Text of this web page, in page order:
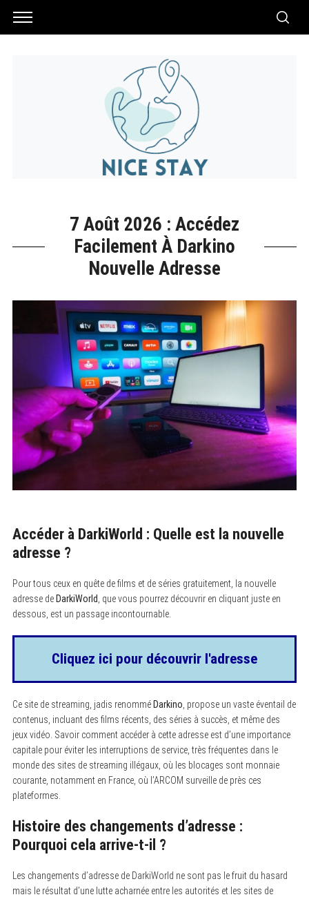
7 Août 2026 : Accédez
Facilement À Darkino
Nouvelle Adresse
Accéder à DarkiWorld : Quelle est la nouvelle
adresse ?
Pour tous ceux en quête de films et de séries gratuitement, la nouvelle
adresse de DarkiWorld , que vous pourrez découvrir en cliquant juste en
dessous, est un passage incontournable.
Cliquez ici pour découvrir l'adresse
Ce site de streaming, jadis renommé Darkino , propose un vaste éventail de
contenus, incluant des films récents, des séries à succès, et même des
jeux vidéo. Savoir comment accéder à cette adresse est d’une importance
capitale pour éviter les interruptions de service, très fréquentes dans le
monde des sites de streaming illégaux, où les blocages sont monnaie
courante, notamment en France, où l’ARCOM surveille de près ces
plateformes.
Histoire des changements d’adresse :
Pourquoi cela arrive-t-il ?
Les changements d’adresse de DarkiWorld ne sont pas le fruit du hasard
mais le résultat d’une lutte acharnée entre les autorités et les sites de